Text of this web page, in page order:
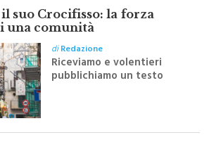
suo Crocifisso: la forza
una comunità
diRedazione
Riceviamo e volentieri
Sapienza all'indomani della